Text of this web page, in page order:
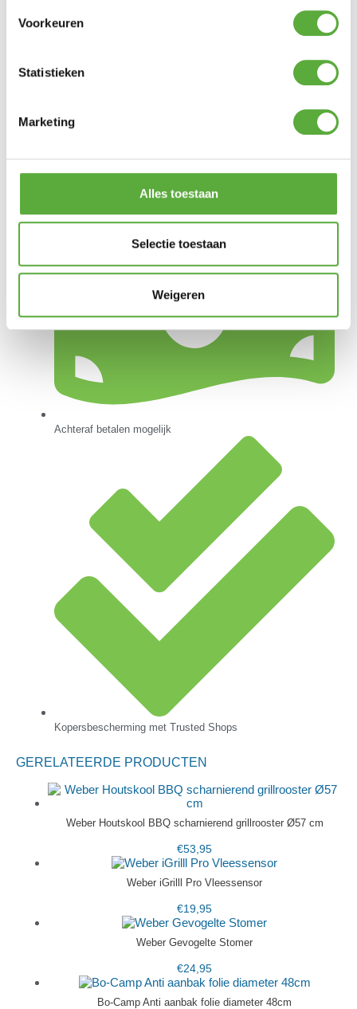
Voorkeuren
Statistieken
Marketing
Alles toestaan
Selectie toestaan
Weigeren
Gratis verzending vanaf €250,-*
Achteraf betalen mogelijk
Kopersbescherming met Trusted Shops
GERELATEERDE PRODUCTEN
Weber Houtskool BBQ scharnierend grillrooster Ø57 cm
€53,95
Weber iGrilll Pro Vleessensor
€19,95
Weber Gevogelte Stomer
€24,95
Bo-Camp Anti aanbak folie diameter 48cm